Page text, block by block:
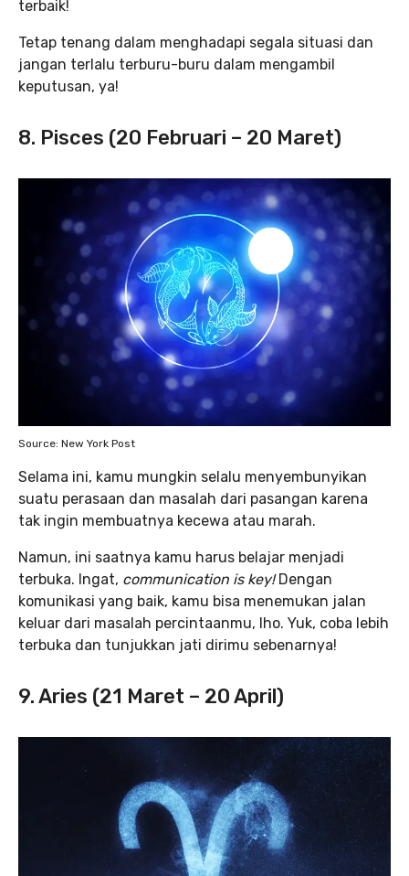
terbaik!
Tetap tenang dalam menghadapi segala situasi dan
jangan terlalu terburu-buru dalam mengambil
keputusan, ya!
8. Pisces (20 Februari – 20 Maret)
Source: New York Post
Selama ini, kamu mungkin selalu menyembunyikan
suatu perasaan dan masalah dari pasangan karena
tak ingin membuatnya kecewa atau marah.
Namun, ini saatnya kamu harus belajar menjadi
terbuka. Ingat, communication is key!Dengan
komunikasi yang baik, kamu bisa menemukan jalan
keluar dari masalah percintaanmu, lho. Yuk, coba lebih
terbuka dan tunjukkan jati dirimu sebenarnya!
9. Aries (21 Maret – 20 April)